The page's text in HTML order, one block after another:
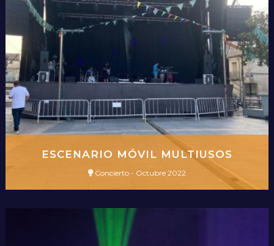
ESCENARIO MÓVIL MULTIUSOS
Concierto - Octubre 2022